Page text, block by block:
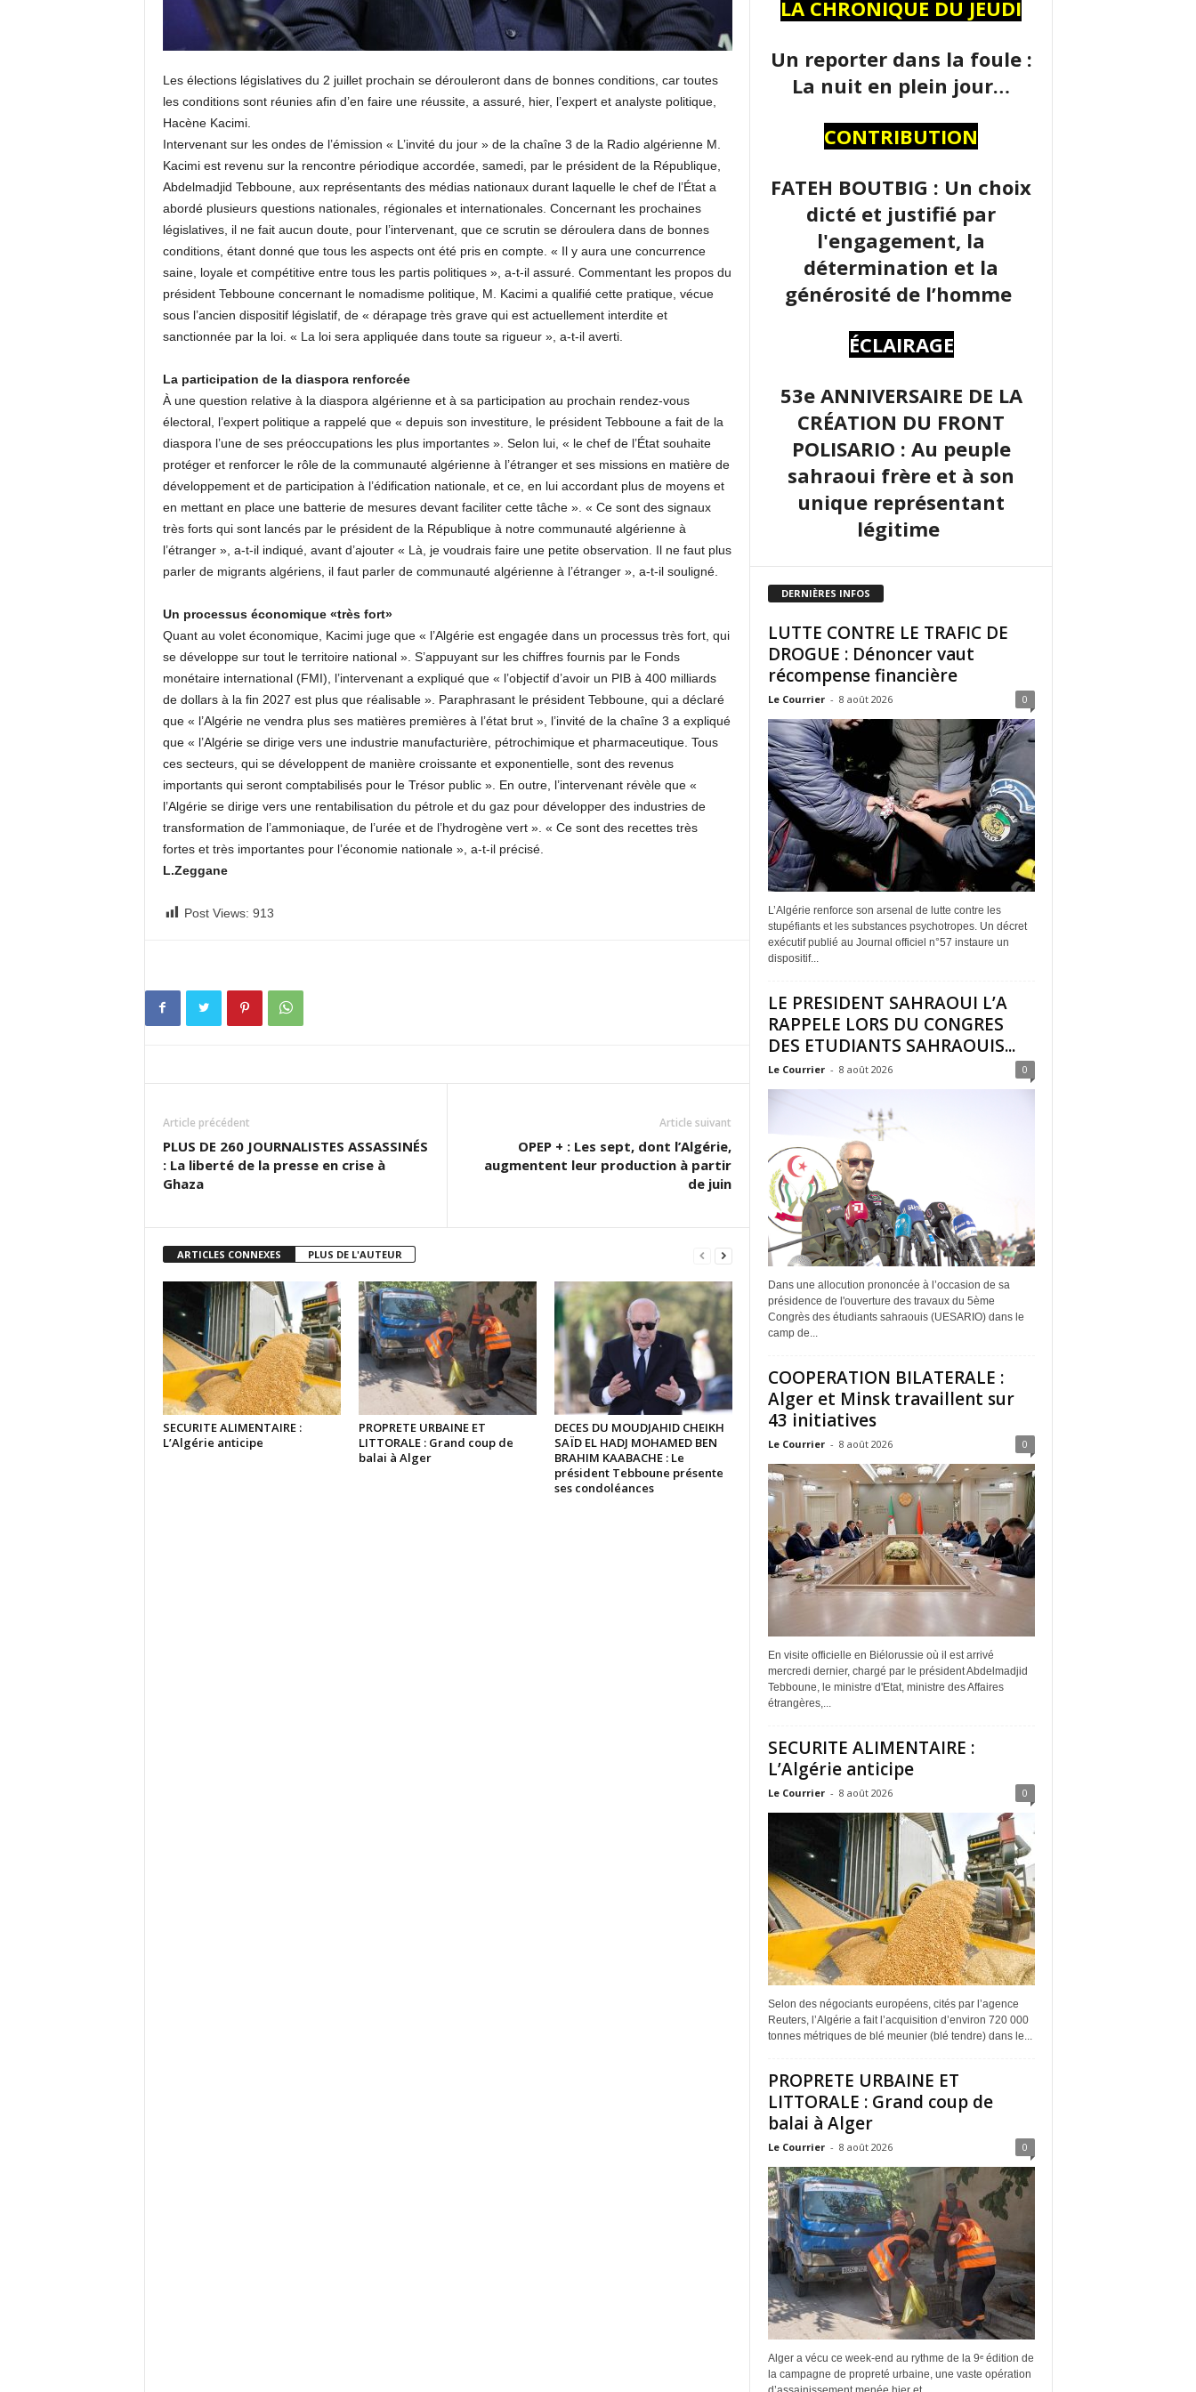
Les élections législatives du 2 juillet prochain se dérouleront dans de bonnes conditions, car toutes
les conditions sont réunies afin d’en faire une réussite, a assuré, hier, l’expert et analyste politique,
Hacène Kacimi.
Intervenant sur les ondes de l’émission « L’invité du jour » de la chaîne 3 de la Radio algérienne M.
Kacimi est revenu sur la rencontre périodique accordée, samedi, par le président de la République,
Abdelmadjid Tebboune, aux représentants des médias nationaux durant laquelle le chef de l’État a
abordé plusieurs questions nationales, régionales et internationales. Concernant les prochaines
législatives, il ne fait aucun doute, pour l’intervenant, que ce scrutin se déroulera dans de bonnes
conditions, étant donné que tous les aspects ont été pris en compte. « Il y aura une concurrence
saine, loyale et compétitive entre tous les partis politiques », a-t-il assuré. Commentant les propos du
président Tebboune concernant le nomadisme politique, M. Kacimi a qualifié cette pratique, vécue
sous l’ancien dispositif législatif, de « dérapage très grave qui est actuellement interdite et
sanctionnée par la loi. « La loi sera appliquée dans toute sa rigueur », a-t-il averti.
La participation de la diaspora renforcée
À une question relative à la diaspora algérienne et à sa participation au prochain rendez-vous
électoral, l’expert politique a rappelé que « depuis son investiture, le président Tebboune a fait de la
diaspora l’une de ses préoccupations les plus importantes ». Selon lui, « le chef de l’État souhaite
protéger et renforcer le rôle de la communauté algérienne à l’étranger et ses missions en matière de
développement et de participation à l’édification nationale, et ce, en lui accordant plus de moyens et
en mettant en place une batterie de mesures devant faciliter cette tâche ». « Ce sont des signaux
très forts qui sont lancés par le président de la République à notre communauté algérienne à
l’étranger », a-t-il indiqué, avant d’ajouter « Là, je voudrais faire une petite observation. Il ne faut plus
parler de migrants algériens, il faut parler de communauté algérienne à l’étranger », a-t-il souligné.
Un processus économique «très fort»
Quant au volet économique, Kacimi juge que « l’Algérie est engagée dans un processus très fort, qui
se développe sur tout le territoire national ». S’appuyant sur les chiffres fournis par le Fonds
monétaire international (FMI), l’intervenant a expliqué que « l’objectif d’avoir un PIB à 400 milliards
de dollars à la fin 2027 est plus que réalisable ». Paraphrasant le président Tebboune, qui a déclaré
que « l’Algérie ne vendra plus ses matières premières à l’état brut », l’invité de la chaîne 3 a expliqué
que « l’Algérie se dirige vers une industrie manufacturière, pétrochimique et pharmaceutique. Tous
ces secteurs, qui se développent de manière croissante et exponentielle, sont des revenus
importants qui seront comptabilisés pour le Trésor public ». En outre, l’intervenant révèle que «
l’Algérie se dirige vers une rentabilisation du pétrole et du gaz pour développer des industries de
transformation de l’ammoniaque, de l’urée et de l’hydrogène vert ». « Ce sont des recettes très
fortes et très importantes pour l’économie nationale », a-t-il précisé.
L.Zeggane
Post Views: 913
Article précédent
PLUS DE 260 JOURNALISTES ASSASSINÉS
: La liberté de la presse en crise à
Ghaza
Article suivant
OPEP + : Les sept, dont l’Algérie,
augmentent leur production à partir
de juin
ARTICLES CONNEXES PLUS DE L'AUTEUR
SECURITE ALIMENTAIRE :
L’Algérie anticipe
PROPRETE URBAINE ET
LITTORALE : Grand coup de
balai à Alger
DECES DU MOUDJAHID CHEIKH
SAÏD EL HADJ MOHAMED BEN
BRAHIM KAABACHE : Le
président Tebboune présente
ses condoléances
LA CHRONIQUE DU JEUDI
Un reporter dans la foule :
La nuit en plein jour…
CONTRIBUTION
FATEH BOUTBIG : Un choix
dicté et justifié par
l'engagement, la
détermination et la
générosité de l’homme
ÉCLAIRAGE
53e ANNIVERSAIRE DE LA
CRÉATION DU FRONT
POLISARIO : Au peuple
sahraoui frère et à son
unique représentant
légitime
DERNIÈRES INFOS
LUTTE CONTRE LE TRAFIC DE
DROGUE : Dénoncer vaut
récompense financière
Le Courrier - 8 août 2026 0
L’Algérie renforce son arsenal de lutte contre les
stupéfiants et les substances psychotropes. Un décret
exécutif publié au Journal officiel n°57 instaure un
dispositif...
LE PRESIDENT SAHRAOUI L’A
RAPPELE LORS DU CONGRES
DES ETUDIANTS SAHRAOUIS...
Le Courrier - 8 août 2026 0
Dans une allocution prononcée à l’occasion de sa
présidence de l'ouverture des travaux du 5ème
Congrès des étudiants sahraouis (UESARIO) dans le
camp de...
COOPERATION BILATERALE :
Alger et Minsk travaillent sur
43 initiatives
Le Courrier - 8 août 2026 0
En visite officielle en Biélorussie où il est arrivé
mercredi dernier, chargé par le président Abdelmadjid
Tebboune, le ministre d'Etat, ministre des Affaires
étrangères,...
SECURITE ALIMENTAIRE :
L’Algérie anticipe
Le Courrier - 8 août 2026 0
Selon des négociants européens, cités par l’agence
Reuters, l’Algérie a fait l’acquisition d’environ 720 000
tonnes métriques de blé meunier (blé tendre) dans le...
PROPRETE URBAINE ET
LITTORALE : Grand coup de
balai à Alger
Le Courrier - 8 août 2026 0
Alger a vécu ce week-end au rythme de la 9ᵉ édition de
la campagne de propreté urbaine, une vaste opération